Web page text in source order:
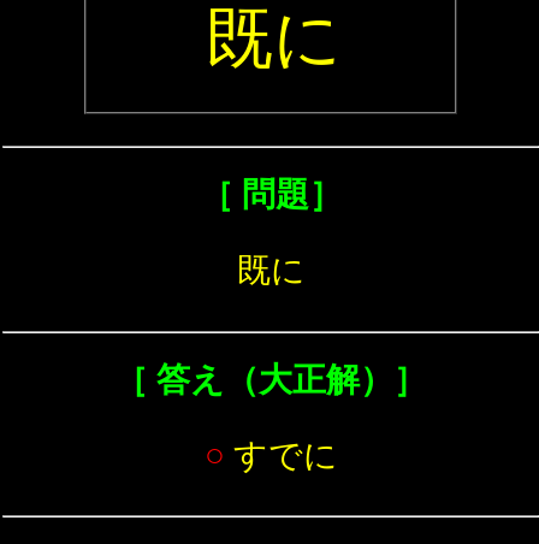
既に
［ 問題］
既に
［ 答え（大正解）］
○ すでに